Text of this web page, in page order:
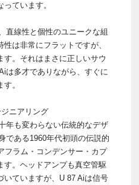
ています。
直線性と個性のユニークな組
は非常にフラットですが、
。それはまさに正しいサウ
は多才でありながら、すぐに
。
ニアリング
年も変わらない伝統的なデザ
である1960年代初頭の伝説的
フラム・コンデンサー・カプ
す。ヘッドアンプも真空管駆
いていますが、U 87 Aiは信号